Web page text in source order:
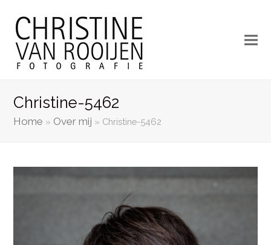
Christine-5462
Home » Over mij » Christine-5462